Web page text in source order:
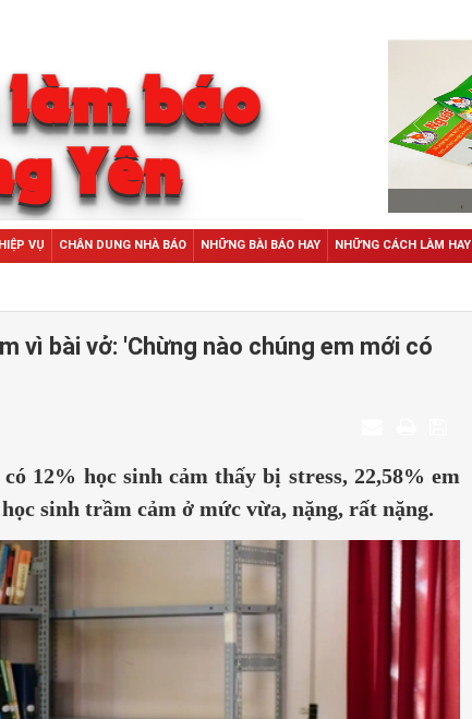
VỤ CHÂN DUNG NHÀ BÁO NHỮNG BÀI BÁO HAY NHỮNG CÁCH LÀM HAY
vì bài vở: 'Chừng nào chúng em mới có
12% học sinh cảm thấy bị stress, 22,58% em
sinh trầm cảm ở mức vừa, nặng, rất nặng.